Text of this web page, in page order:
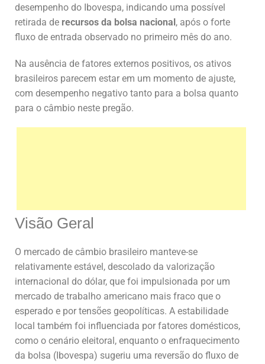
desempenho do Ibovespa, indicando uma possível
retirada de recursos da bolsa nacional , após o forte
fluxo de entrada observado no primeiro mês do ano.
Na ausência de fatores externos positivos, os ativos
brasileiros parecem estar em um momento de ajuste,
com desempenho negativo tanto para a bolsa quanto
para o câmbio neste pregão.
Visão Geral
O mercado de câmbio brasileiro manteve-se
relativamente estável, descolado da valorização
internacional do dólar, que foi impulsionada por um
mercado de trabalho americano mais fraco que o
esperado e por tensões geopolíticas. A estabilidade
local também foi influenciada por fatores domésticos,
como o cenário eleitoral, enquanto o enfraquecimento
da bolsa (Ibovespa) sugeriu uma reversão do fluxo de